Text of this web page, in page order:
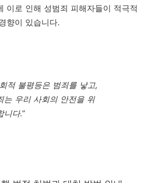
이로 인해 성범죄 피해자들이 적극적
향이 있습니다.
적 불평등은 범죄를 낳고,
는 우리 사회의 안전을 위
니다.”